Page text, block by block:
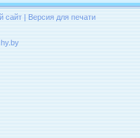
сайт | Версия для печати